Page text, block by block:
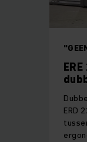
ERD